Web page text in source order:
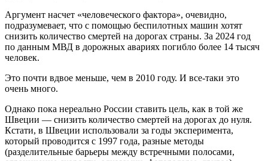
Аргумент насчет «человеческого фактора», очевидно,
подразумевает, что с помощью беспилотных машин хотят
снизить количество смертей на дорогах страны. За 2024 год
по данным МВД в дорожных авариях погибло более 14 тысяч
человек.
Это почти вдвое меньше, чем в 2010 году. И все-таки это
очень много.
Однако пока нереально России ставить цель, как в той же
Швеции — снизить количество смертей на дорогах до нуля.
Кстати, в Швеции использовали за годы эксперимента,
который проводится с 1997 года, разные методы
(разделительные барьеры между встречными полосами,